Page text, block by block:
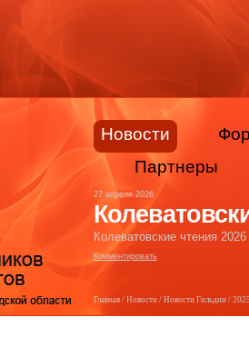
Главная/ Новости/ Новости Гильдии/
Новости
Партнеры
27 апреля 2026
Колеватовские чтения
Комментировать